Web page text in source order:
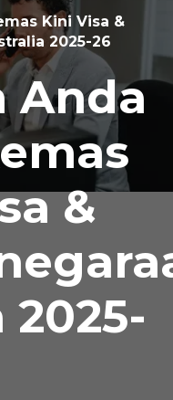
Kini Visa &
2025-26
Anda
&